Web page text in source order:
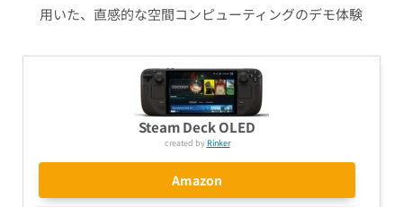
用いた、直感的な空間コンピューティングのデモ体験
Steam Deck OLED
created byRinker
Amazon